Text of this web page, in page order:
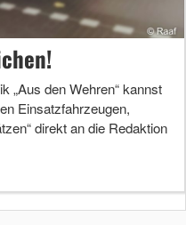
„Aus den Wehren“ kannst
Einsatzfahrzeugen,
direkt an die Redaktion